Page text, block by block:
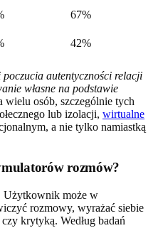
67%
42%
autentyczności relacji
własne na podstawie
wielu osób, szczególnie tych
lub izolacji, wirtualne
a nie tylko namiastką
rozmów?
Użytkownik może w
rozmowy, wyrażać siebie
krytyką. Według badań